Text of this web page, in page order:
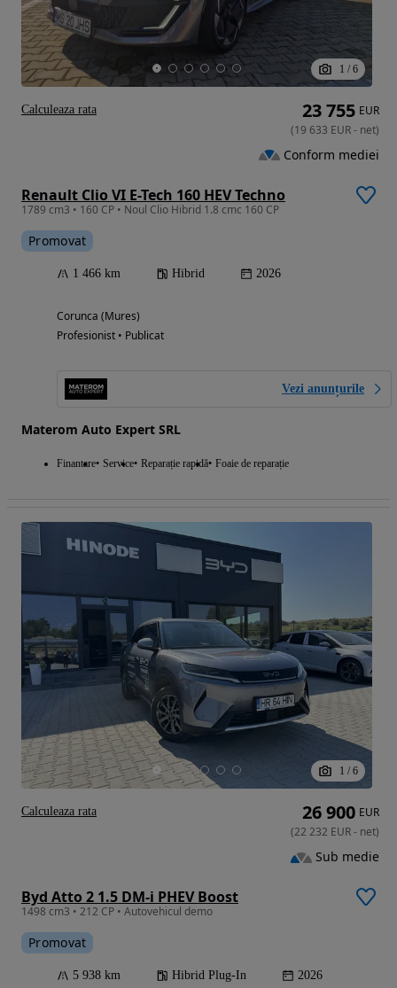
1 / 6
Renault Clio VI E-Tech 160 HEV Techno
1789 cm3 • 160 CP • Noul Clio Hibrid 1.8 cmc 160 CP
Promovat
1 466 km Hibrid 2026
Corunca (Mures)
Profesionist • Publicat
Vezi anunțurile
Materom Auto Expert SRL
Finantare Service Reparație rapidă Foaie de reparație
23 755 EUR
(19 633 EUR- net)
Conform mediei
Calculeaza rata
1 / 6
Byd Atto 2 1.5 DM-i PHEV Boost
1498 cm3 • 212 CP • Autovehicul demo
Promovat
5 938 km Hibrid Plug-In 2026
26 900 EUR
(22 232 EUR- net)
Sub medie
Calculeaza rata